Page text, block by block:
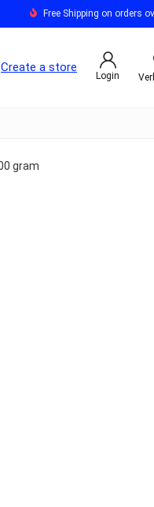
Free Shipping on orders
Create a store
Login
gram